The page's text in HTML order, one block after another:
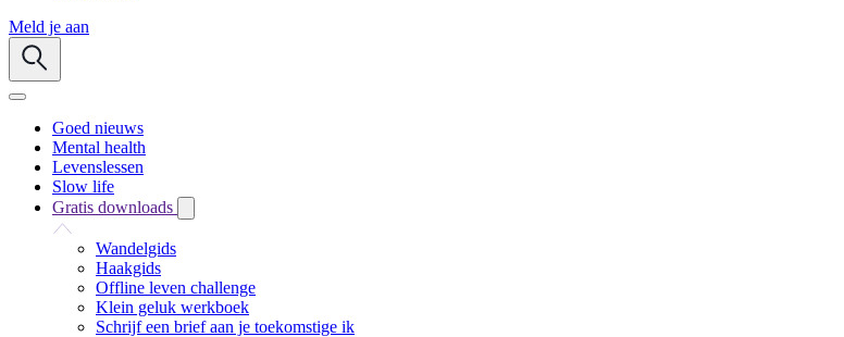
Meld je aan
Goed nieuws
Mental health
Levenslessen
Slow life
Gratis downloads
Wandelgids
Haakgids
Offline leven challenge
Klein geluk werkboek
Schrijf een brief aan je toekomstige ik